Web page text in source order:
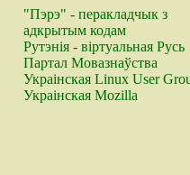
"Пэрэ" - перакладчык з
адкрытым кодам
Рутэнія - віртуальная Русь
Партал Мовазнаўства
Украінская Linux User
Украінская Mozilla